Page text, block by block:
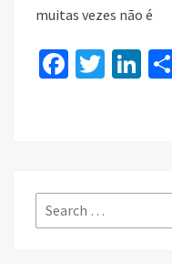
muitas vezes não é
Fa
k
T
Li
Search
for: